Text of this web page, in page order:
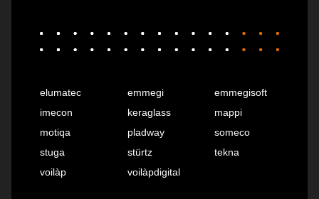
elumatec emmegi
emmegisoft
imecon
keraglass
mappi
motiqa
pladway
someco
stuga
stürtz
tekna
voilàp
voilàpdigital